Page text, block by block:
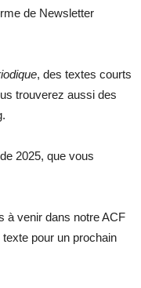
de Newsletter
, des textes courts
trouverez aussi des
2025, que vous
à venir dans notre ACF
pour un prochain